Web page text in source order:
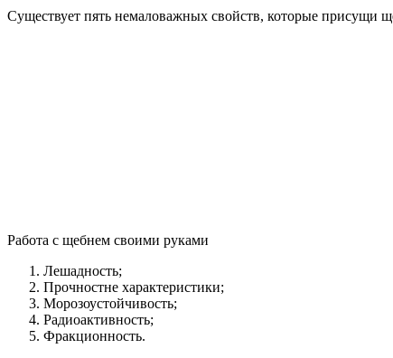
Существует пять немаловажных свойств, которые присущи
Работа с щебнем своими руками
Лешадность;
Прочностне характеристики;
Морозоустойчивость;
Радиоактивность;
Фракционность.